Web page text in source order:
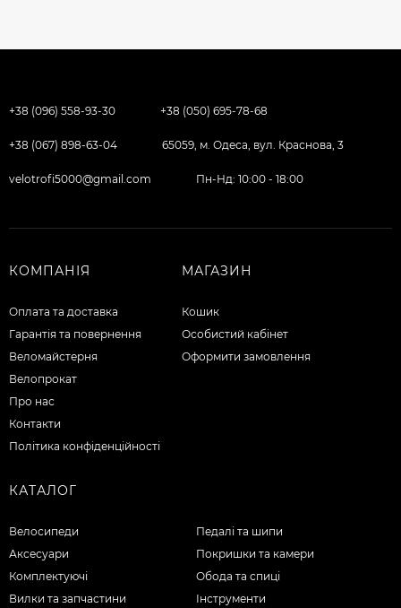
+38 (096) 558-93-30 +38 (050) 695-78-68
+38 (067) 898-63-04 65059, м. Одеса, вул. Краснова, 3
velotrofi5000@gmail.com Пн-Нд: 10:00 - 18:00
КОМПАНІЯ
Оплата та доставка
Гарантія та повернення
Веломайстерня
Велопрокат
Про нас
Контакти
Політика конфіденційності
МАГАЗИН
Кошик
Особистий кабінет
Оформити замовлення
КАТАЛОГ
Велосипеди
Аксесуари
Комплектуючі
Вилки та запчастини
Педалі та шипи
Покришки та камери
Обода та спиці
Інструменти